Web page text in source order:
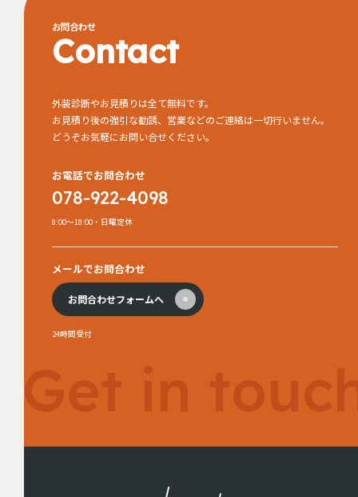
お問合わせ
Contact
外装診断やお見積りは全て無料です。
お見積り後の強引な勧誘、営業などのご連絡は一切行いません。
どうぞお気軽にお問い合せください。
お電話でお問合わせ
078-922-4098
8:00～18:00・日曜定休
メールでお問合わせ
お問合わせフォームへ
24時間受付